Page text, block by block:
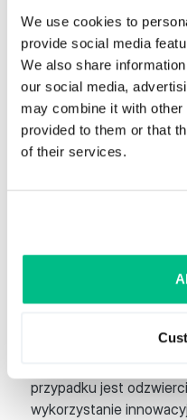
We use cookies to
provide social media
We also share
our social media,
may combine it with other
provided to them or that
of their services.
dostrzegł wartość
zaspokaja ich
wspiera ich cel
technologicznych.
Wniosek
kierunku osiągnięcia
liderem w dziedzinie
krytyczne wyzwania
Alpinus jest na dobrej
przypadku jest
wykorzystanie